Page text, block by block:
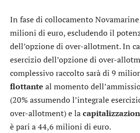
In fase di collocamento
milioni di euro, escludendo il
dell’opzione di over-allotment. In
esercizio dell’opzione di over-
complessivo raccolto sarà di 9
flottante al momento
(20% assumendo l’integrale
over-allotment) e la
è pari a 44,6 milioni di euro.